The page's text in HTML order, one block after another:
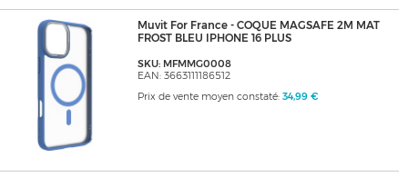
Muvit For France - COQUE MAGSAFE 2M MAT
FROST BLEU IPHONE 16 PLUS
SKU: MFMMG0008
EAN: 3663111186512
Prix de vente moyen constaté: 34,99 €